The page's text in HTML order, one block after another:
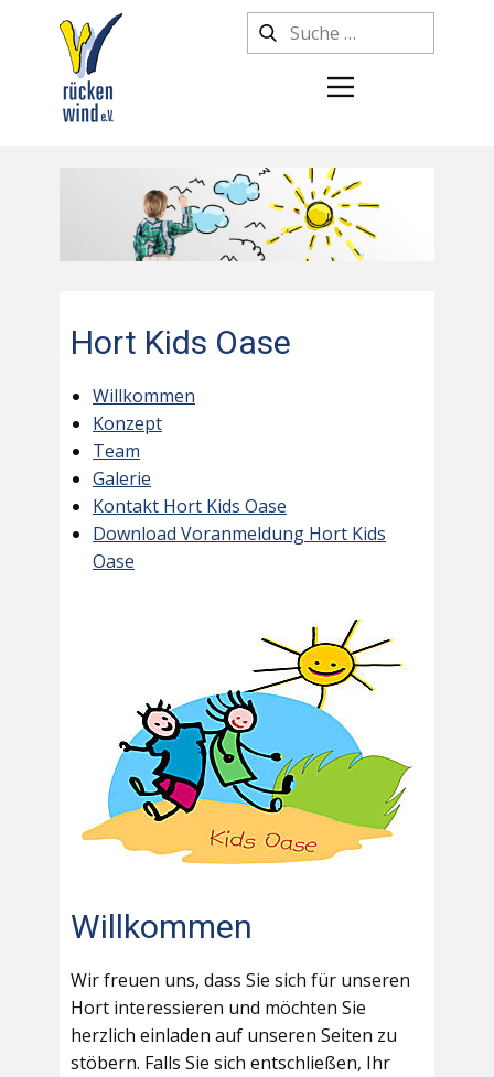
Hort Kids Oase
Willkommen
Konzept
Team
Galerie
Kontakt Hort Kids Oase
Download Voranmeldung Hort Kids
Oase
Willkommen
Wir freuen uns, dass Sie sich für unseren
Hort interessieren und möchten Sie
herzlich einladen auf unseren Seiten zu
stöbern. Falls Sie sich entschließen, Ihr